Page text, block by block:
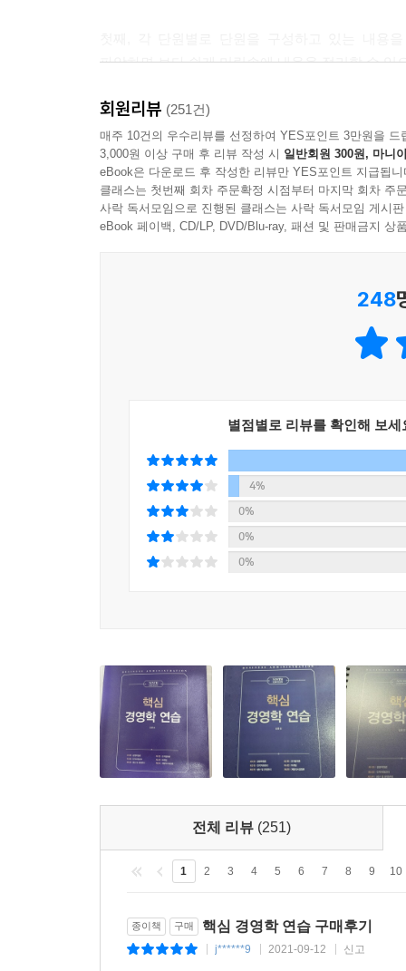
5. 감정
제5절 동기부여
1. 내용이론(motivation content theory)
2. 과정이론(motivation process theory)
제2장 집단차원의 조직행위론
제1절 집단
3. 개인 의사결정
4. 집단 의사결정
제3절 의사소통
1. 조직 의사소통 유형
2. 권력의 수용과정
3. 기타
제5절 갈등과 협상
1. 갈등의 순기능과 역기능
5. 갈등관리 유형(conflict handling mode)
7. 협상(negotiation)
파악하면 보다 쉽게 머릿속에 내용을 정리할 수
둘째, 시험출제비중, 핵심키워드, 수험대비요령을
기준으로 작성한 것이다. 공인회계사 시험을 준
노력의 강약을 조절하면 매우 큰 도움이 될 것이
것이다. 한 단원을 공부한 후 제시된 핵심키워드
것으로 판단하면 된다. 하지만 핵심키워드를 보
공부해야 한다. 수험대비요령은 공인회계사 시
셋째, 본문 내용 옆 좌우측 날개에 수험길잡이
있을 것이다. 수험길잡이가 여러분들의 수험생활
수험생들이 무엇을 잘 모르고 무엇을 궁금해
과정에서 부족하거나 미진한 부분이 있을 수
알려주기 바란다. 여러 수험생들의 질문과 도
노력하여 수험생들에게 보다 효율적인 경영학의
회원리뷰 (251건)
매주 10건의 우수리뷰를 선정하여 YES포인트 3만원을 드
3,000원 이상 구매 후 리뷰 작성 시 일반회원 300원, 마니
eBook은 다운로드 후 작성한 리뷰만 YES포인트 지급됩니
클래스는 첫번째 회차 주문확정 시점부터 마지막 회차 주
사락 독서모임으로 진행된 클래스는 사락 독서모임 게시
eBook 페이백, CD/LP, DVD/Blu-ray, 패션 및 판매금지 상
248
별점별로 리뷰를 확인해 보세
4%
0%
0%
0%
전체 리뷰 (251)
1 2 3 4 5 6 7 8 9 10
종이책 구매 핵심 경영학 연습 구매후기
j******9 2021-09-12 신고